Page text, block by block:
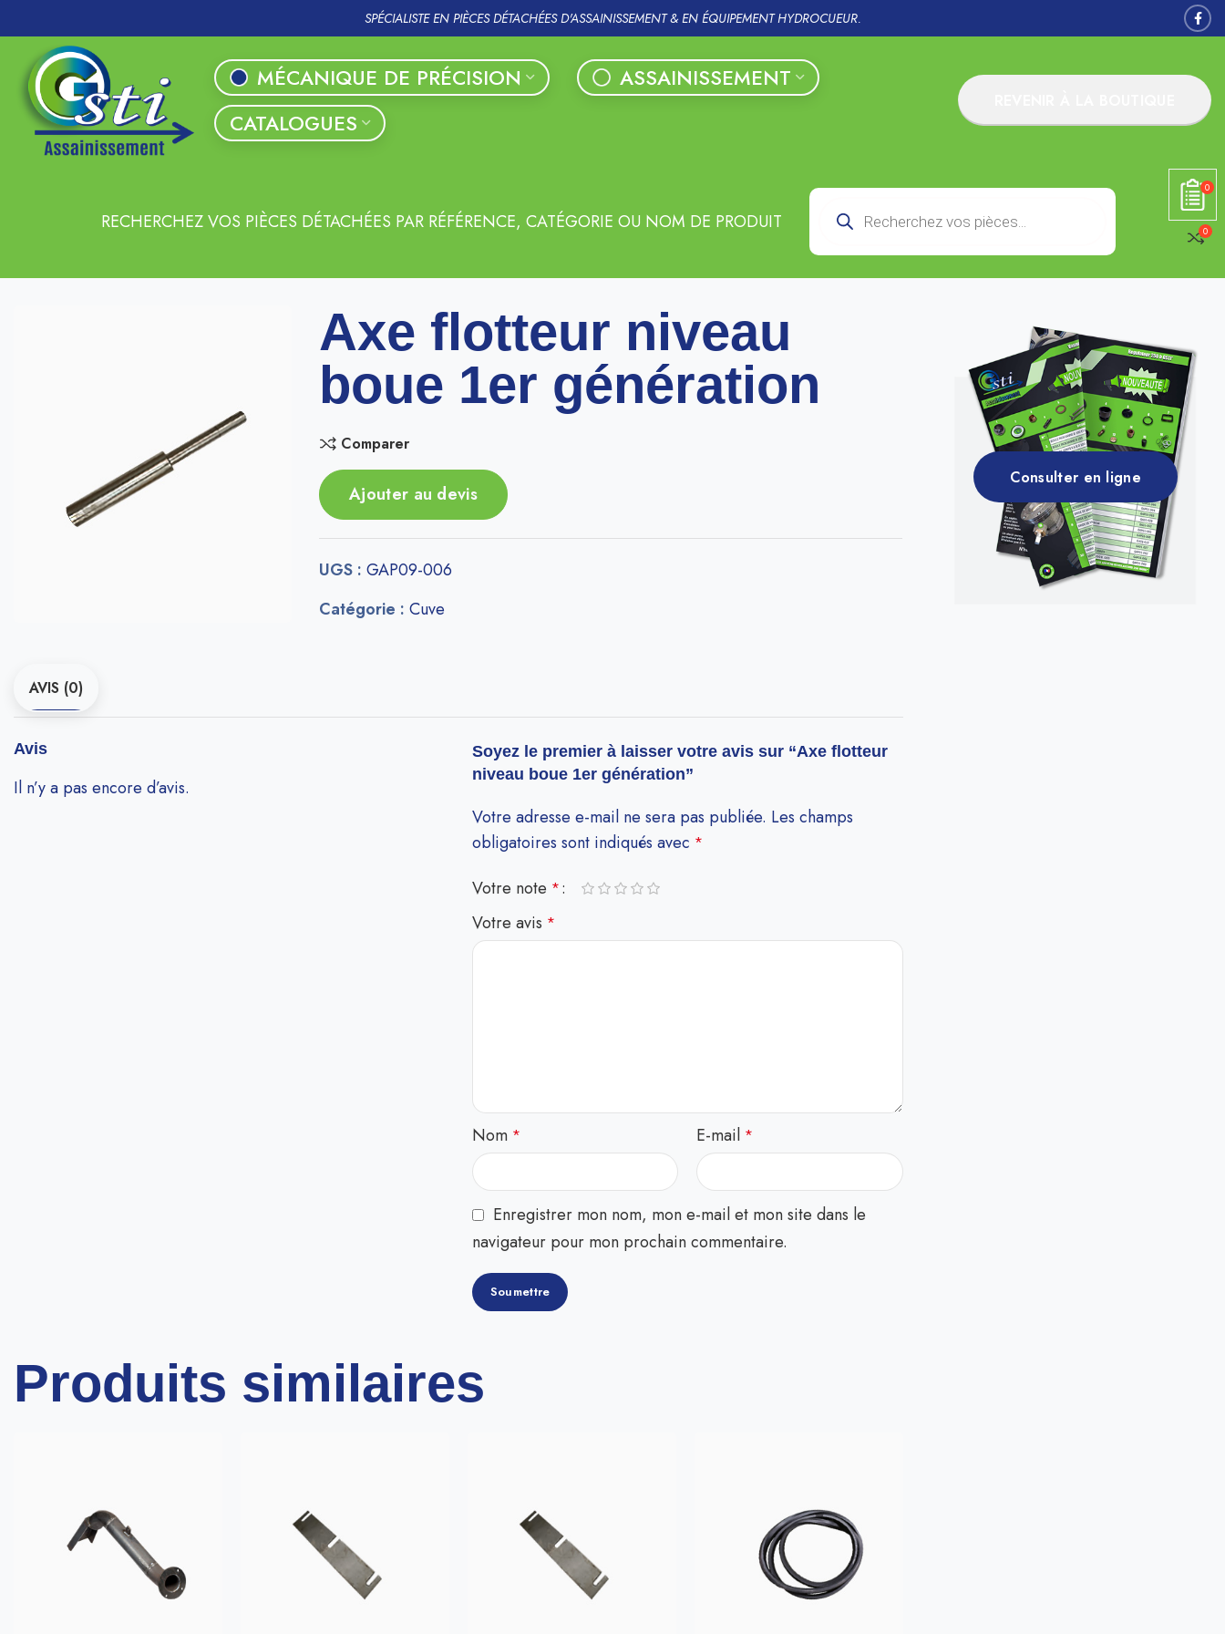
SPÉCIALISTE EN PIÈCES DÉTACHÉES D'ASSAINISSEMENT & EN ÉQUIPEMENT HYDROCUEUR.
MÉCANIQUE DE PRÉCISION
ASSAINISSEMENT
CATALOGUES
RECHERCHEZ VOS PIÈCES DÉTACHÉES PAR RÉFÉRENCE, CATÉGORIE OU NOM DE PRODUIT
0
0
Axe flotteur niveau
boue 1er génération
Comparer
Ajouter au devis
UGS :GAP09-006
Catégorie :Cuve
AVIS (0)
Avis
Il n’y a pas encore d’avis.
Soyez le premier à laisser votre avis sur “Axe flotteur
niveau boue 1er génération”
Votre adresse e-mail ne sera pas publiée. Les champs
obligatoires sont indiqués avec *
Votre note *
Votre avis *
Nom * E-mail *
Enregistrer mon nom, mon e-mail et mon site dans le
navigateur pour mon prochain commentaire.
Produits similaires
Consulter en ligne